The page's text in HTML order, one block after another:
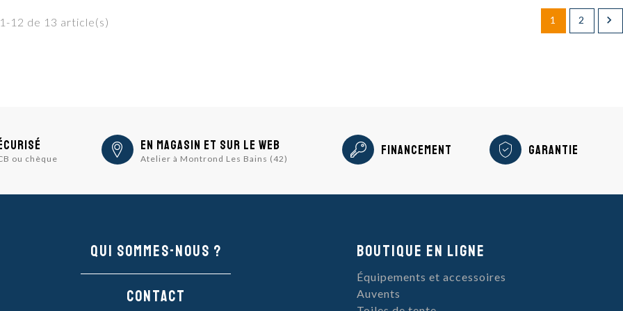
12 de 13 article(s) 1 2 
ou chèque
En magasin et sur le Web
Atelier à Montrond Les Bains (42)
Financement Garantie
Qui sommes-nous ?
Contact
Boutique en ligne
Équipements et accessoires
Auvents